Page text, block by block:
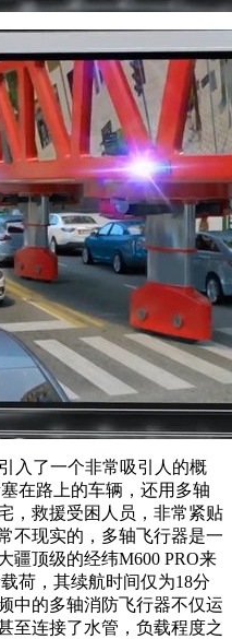
入了一个非常吸引人的概
在路上的车辆，还用多轴
，救援受困人员，非常紧贴
不现实的，多轴飞行器是一
疆顶级的经纬M600 PRO来
荷，其续航时间仅为18分
中的多轴消防飞行器不仅运
至连接了水管，负载程度之